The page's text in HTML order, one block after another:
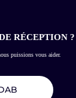
RÉCEPTION ?
puissions vous aider.